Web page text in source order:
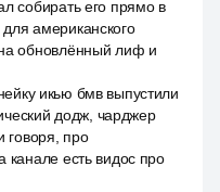
собирать его прямо в
американского
обновлённый лиф и
икью бмв выпустили
додж, чарджер
говоря, про
канале есть видос про